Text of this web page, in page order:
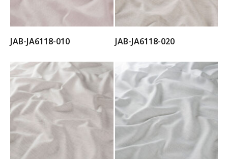
JAB-JA6118-010 JAB-JA6118-020